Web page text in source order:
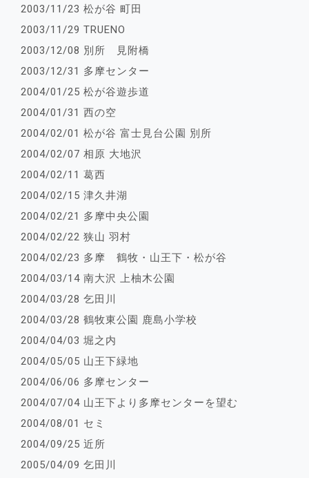
2003/11/23 松が谷 町田
2003/11/29 TRUENO
2003/12/08 別所 見附橋
2003/12/31 多摩センター
2004/01/25 松が谷遊歩道
2004/01/31 西の空
2004/02/01 松が谷 富士見台公園 別所
2004/02/07 相原 大地沢
2004/02/11 葛西
2004/02/15 津久井湖
2004/02/21 多摩中央公園
2004/02/22 狭山 羽村
2004/02/23 多摩 鶴牧・山王下・松が谷
2004/03/14 南大沢 上柚木公園
2004/03/28 乞田川
2004/03/28 鶴牧東公園 鹿島小学校
2004/04/03 堀之内
2004/05/05 山王下緑地
2004/06/06 多摩センター
2004/07/04 山王下より多摩センターを望む
2004/08/01 セミ
2004/09/25 近所
2005/04/09 乞田川